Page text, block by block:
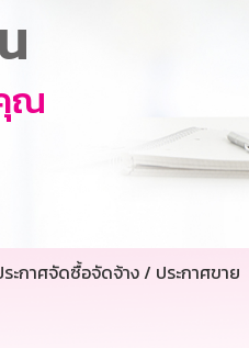
ณ
ะกาศจัดซื้อจัดจ้าง / ประกาศขาย